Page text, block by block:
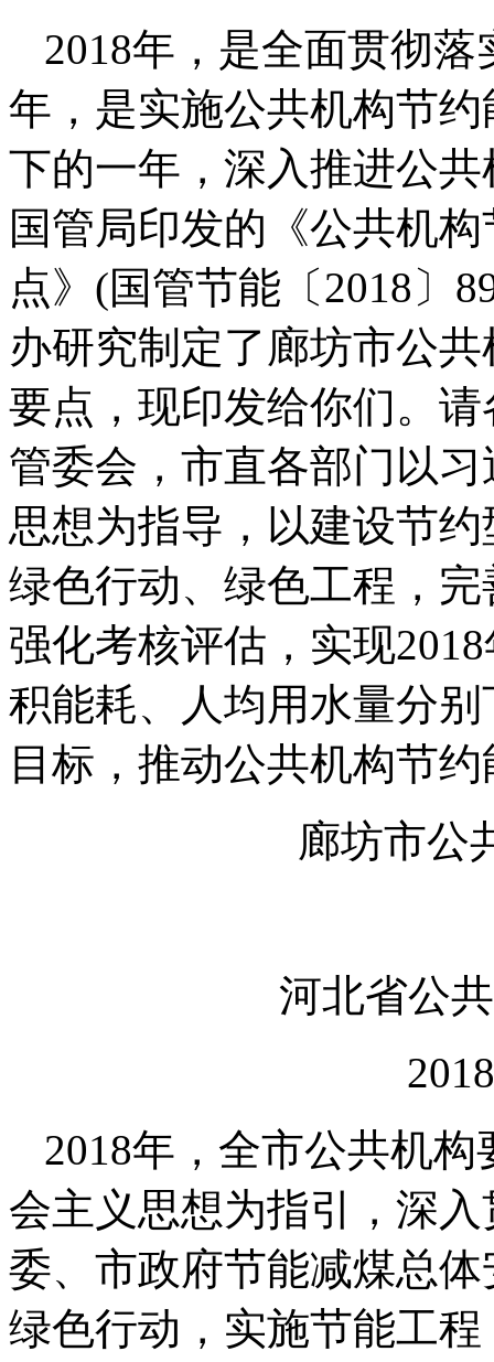
2018年，是全面贯彻
年，是实施公共机构节
下的一年，深入推进公
国管局印发的《公共机
点》(国管节能〔2018〕
办研究制定了廊坊市公
要点，现印发给你们。
管委会，市直各部门以
思想为指导，以建设节
绿色行动、绿色工程，
强化考核评估，实现
积能耗、人均用水量分别
目标，推动公共机构节
廊坊市公
河北省公
2018年，全市公共机
会主义思想为指引，深
委、市政府节能减煤总
绿色行动，实施节能工